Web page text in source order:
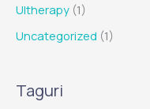
Ultherapy (1)
Uncategorized (1)
Taguri